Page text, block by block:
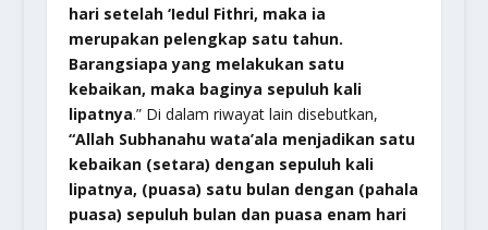
hari setelah ‘Iedul Fithri, maka ia
merupakan pelengkap satu tahun.
Barangsiapa yang melakukan satu
kebaikan, maka baginya sepuluh kali
lipatnya.” Di dalam riwayat lain disebutkan,
“Allah Subhanahu wata’ala menjadikan satu
kebaikan (setara) dengan sepuluh kali
lipatnya, (puasa) satu bulan dengan (pahala
puasa) sepuluh bulan dan puasa enam hari